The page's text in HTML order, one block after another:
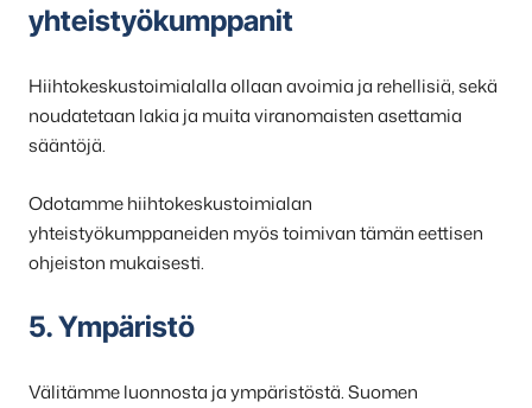
yhteistyökumppanit
Hiihtokeskustoimialalla ollaan avoimia ja rehellisiä, sekä
noudatetaan lakia ja muita viranomaisten asettamia
sääntöjä.
Odotamme hiihtokeskustoimialan
yhteistyökumppaneiden myös toimivan tämän eettisen
ohjeiston mukaisesti.
5. Ympäristö
Välitämme luonnosta ja ympäristöstä. Suomen